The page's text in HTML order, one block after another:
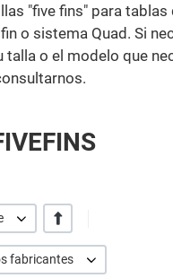
"five fins" para tablas
o sistema Quad. Si
talla o el modelo que
+/-
fabricantes